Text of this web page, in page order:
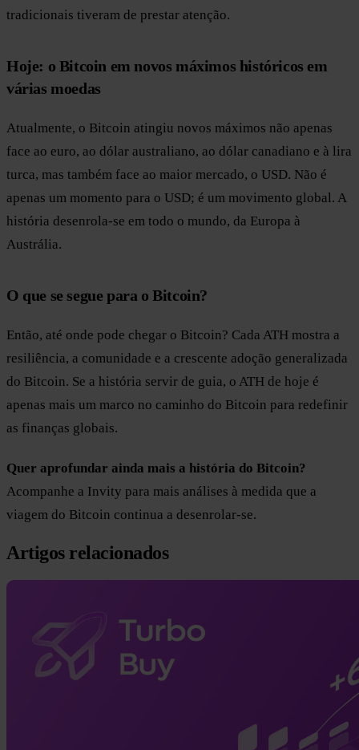
tradicionais tiveram de prestar atenção.
Hoje: o Bitcoin em novos máximos históricos em
várias moedas
Atualmente, o Bitcoin atingiu novos máximos não apenas
face ao euro, ao dólar australiano, ao dólar canadiano e à lira
turca, mas também face ao maior mercado, o USD. Não é
apenas um momento para o USD; é um movimento global. A
história desenrola-se em todo o mundo, da Europa à
Austrália.
O que se segue para o Bitcoin?
Então, até onde pode chegar o Bitcoin? Cada ATH mostra a
resiliência, a comunidade e a crescente adoção generalizada
do Bitcoin. Se a história servir de guia, o ATH de hoje é
apenas mais um marco no caminho do Bitcoin para redefinir
as finanças globais.
Quer aprofundar ainda mais a história do Bitcoin?
Acompanhe a Invity para mais análises à medida que a
viagem do Bitcoin continua a desenrolar-se.
Artigos relacionados